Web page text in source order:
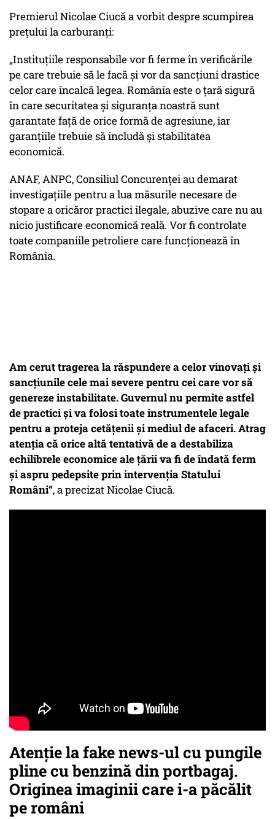
Premierul Nicolae Ciucă a vorbit despre scumpirea
prețului la carburanți:
„Instituțiile responsabile vor fi ferme în verificările
pe care trebuie să le facă și vor da sancțiuni drastice
celor care încalcă legea. România este o țară sigură
în care securitatea și siguranța noastră sunt
garantate față de orice formă de agresiune, iar
garanțiile trebuie să includă și stabilitatea
economică.
ANAF, ANPC, Consiliul Concurenței au demarat
investigațiile pentru a lua măsurile necesare de
stopare a oricăror practici ilegale, abuzive care nu au
nicio justificare economică reală. Vor fi controlate
toate companiile petroliere care funcționează în
România.
Am cerut tragerea la răspundere a celor vinovați și
sancțiunile cele mai severe pentru cei care vor să
genereze instabilitate. Guvernul nu permite astfel
de practici și va folosi toate instrumentele legale
pentru a proteja cetățenii și mediul de afaceri. Atrag
atenția că orice altă tentativă de a destabiliza
echilibrele economice ale țării va fi de îndată ferm
și aspru pedepsite prin intervenția Statului
Români“, a precizat Nicolae Ciucă.
Atenție la fake news-ul cu pungile
pline cu benzină din portbagaj.
Originea imaginii care i-a păcălit
pe români